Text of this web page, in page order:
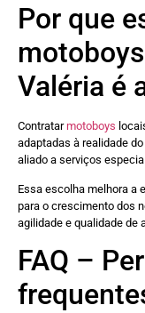
Por que
Valéria é
Contratarmotoboys
adaptadas à realidade
aliado a serviços
Essa escolha melhora a
para o crescimento dos
agilidade e qualidade de
FAQ –